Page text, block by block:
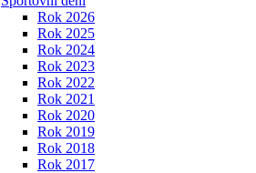
Rok 2026
Rok 2025
Rok 2024
Rok 2023
Rok 2022
Rok 2021
Rok 2020
Rok 2019
Rok 2018
Rok 2017